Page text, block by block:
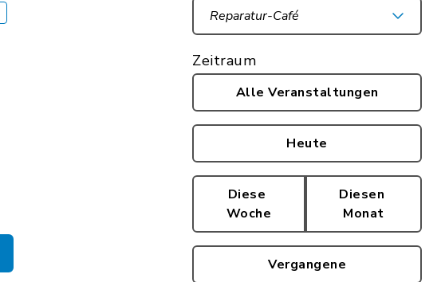
Reparatur-Café
Zeitraum
Alle Veranstaltungen
Heute
Diese
Woche
Diesen
Monat
Vergangene